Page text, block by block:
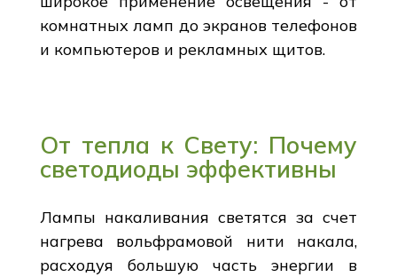
комнатных ламп до экранов телефонов
и компьютеров и рекламных щитов.
От тепла к Свету: Почему
светодиоды эффективны
Лампы накаливания светятся за счет
нагрева вольфрамовой нити накала,
расходуя большую часть энергии в